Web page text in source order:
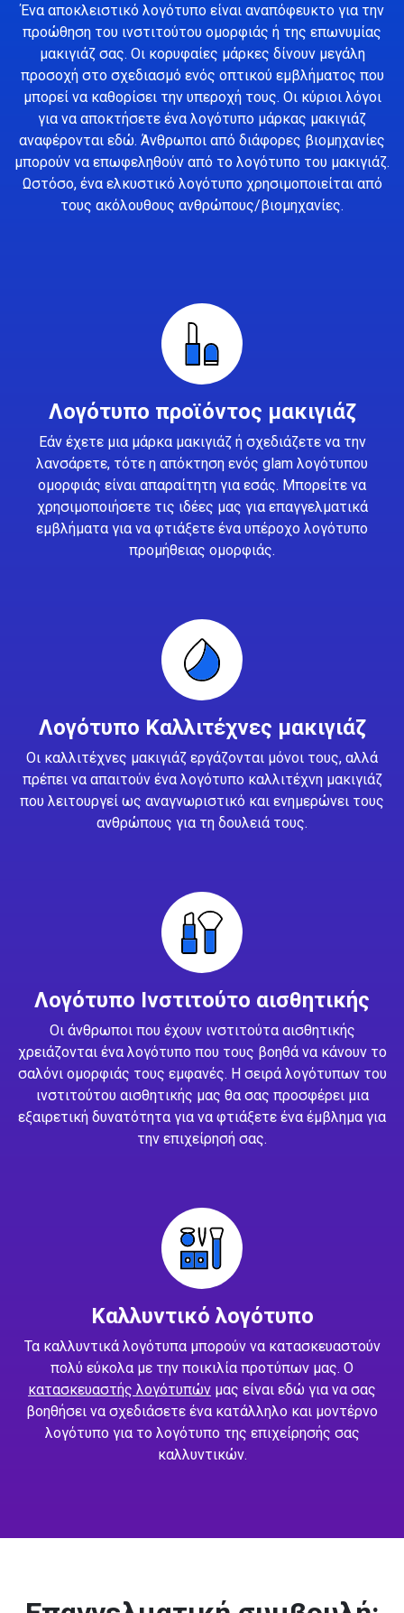
Ένα αποκλειστικό λογότυπο είναι αναπόφευκτο για την
προώθηση του ινστιτούτου ομορφιάς ή της επωνυμίας
μακιγιάζ σας. Οι κορυφαίες μάρκες δίνουν μεγάλη
προσοχή στο σχεδιασμό ενός οπτικού εμβλήματος που
μπορεί να καθορίσει την υπεροχή τους. Οι κύριοι λόγοι
για να αποκτήσετε ένα λογότυπο μάρκας μακιγιάζ
αναφέρονται εδώ. Άνθρωποι από διάφορες βιομηχανίες
μπορούν να επωφεληθούν από το λογότυπο του μακιγιάζ.
Ωστόσο, ένα ελκυστικό λογότυπο χρησιμοποιείται από
τους ακόλουθους ανθρώπους/βιομηχανίες.
Λογότυπο προϊόντος μακιγιάζ
Εάν έχετε μια μάρκα μακιγιάζ ή σχεδιάζετε να την
λανσάρετε, τότε η απόκτηση ενός glam λογότυπου
ομορφιάς είναι απαραίτητη για εσάς. Μπορείτε να
χρησιμοποιήσετε τις ιδέες μας για επαγγελματικά
εμβλήματα για να φτιάξετε ένα υπέροχο λογότυπο
προμήθειας ομορφιάς.
Λογότυπο Καλλιτέχνες μακιγιάζ
Οι καλλιτέχνες μακιγιάζ εργάζονται μόνοι τους, αλλά
πρέπει να απαιτούν ένα λογότυπο καλλιτέχνη μακιγιάζ
που λειτουργεί ως αναγνωριστικό και ενημερώνει τους
ανθρώπους για τη δουλειά τους.
Λογότυπο Ινστιτούτο αισθητικής
Οι άνθρωποι που έχουν ινστιτούτα αισθητικής
χρειάζονται ένα λογότυπο που τους βοηθά να κάνουν το
σαλόνι ομορφιάς τους εμφανές. Η σειρά λογότυπων του
ινστιτούτου αισθητικής μας θα σας προσφέρει μια
εξαιρετική δυνατότητα για να φτιάξετε ένα έμβλημα για
την επιχείρησή σας.
Καλλυντικό λογότυπο
Τα καλλυντικά λογότυπα μπορούν να κατασκευαστούν
πολύ εύκολα με την ποικιλία προτύπων μας. Ο
κατασκευαστής λογότυπών μας είναι εδώ για να σας
βοηθήσει να σχεδιάσετε ένα κατάλληλο και μοντέρνο
λογότυπο για το λογότυπο της επιχείρησής σας
καλλυντικών.